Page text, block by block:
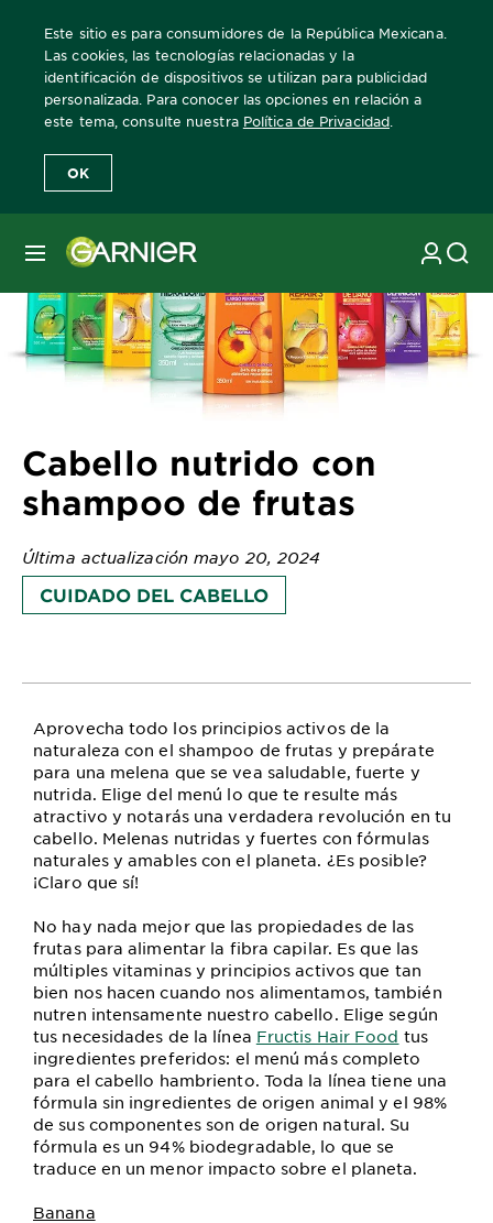
Este sitio es para consumidores de la República Mexicana.
Las cookies, las tecnologías relacionadas y la
identificación de dispositivos se utilizan para publicidad
personalizada. Para conocer las opciones en relación a
este tema, consulte nuestra Política de Privacidad
OK
MENÚ
Home Revista Garnier Consejos sobre el cuidado del cabello
Cabello nutrido con
shampoo de frutas
Última actualización mayo 20, 2024
CUIDADO DEL CABELLO
Aprovecha todo los principios activos de la
naturaleza con el shampoo de frutas y prepárate
para una melena que se vea saludable, fuerte y
nutrida. Elige del menú lo que te resulte más
atractivo y notarás una verdadera revolución en tu
cabello. Melenas nutridas y fuertes con fórmulas
naturales y amables con el planeta. ¿Es posible?
¡Claro que sí!
No hay nada mejor que las propiedades de las
frutas para alimentar la fibra capilar. Es que las
múltiples vitaminas y principios activos que tan
bien nos hacen cuando nos alimentamos, también
nutren intensamente nuestro cabello. Elige según
tus necesidades de la línea Fructis Hair Food tus
ingredientes preferidos: el menú más completo
para el cabello hambriento. Toda la línea tiene una
fórmula sin ingredientes de origen animal y el 98%
de sus componentes son de origen natural. Su
fórmula es un 94% biodegradable, lo que se
traduce en un menor impacto sobre el planeta.
Banana